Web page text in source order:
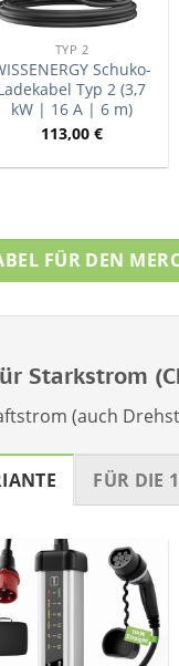
TYP 2
Schuko-
Typ 2 (3,7
kW | 16 A | 6 m)
113,00 €
FÜR DEN
Starkstrom
(auch
FÜR DIE